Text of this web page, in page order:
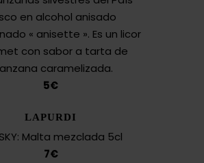
en alcohol anisado
« anisette ». Es un licor
con sabor a tarta de
caramelizada.
5€
LAPURDI
Malta mezclada 5cl
7€